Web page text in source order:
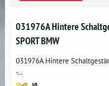
031976A Hintere
SPORT BMW
031976A Hintere
-...